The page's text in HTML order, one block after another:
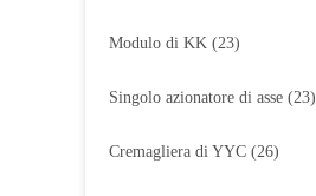
Modulo di KK (23)
Singolo azionatore di asse (23)
Cremagliera di YYC (26)